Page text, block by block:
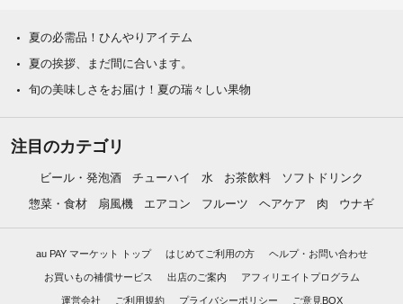
夏の必需品！ひんやりアイテム
夏の挨拶、まだ間に合います。
旬の美味しさをお届け！夏の瑞々しい果物
注目のカテゴリ
ビール・発泡酒 チューハイ 水 お茶飲料
ソフトドリンク
惣菜・食材
扇風機 エアコン フルーツ ヘアケア 肉 ウナギ
au PAY マーケット トップ はじめてご利用の方 ヘルプ・お問い合わせ
お買いもの補償サービス 出店のご案内 アフィリエイトプログラム
運営会社 ご利用規約 プライバシーポリシー ご意見BOX